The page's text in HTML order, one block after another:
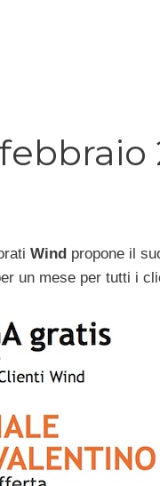
Wind propone il
un mese per tutti i